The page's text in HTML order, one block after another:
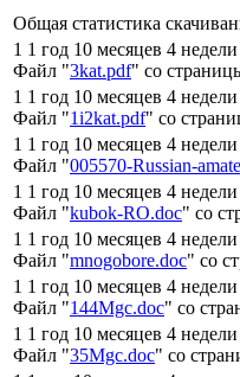
Общая статистика
1 1 год 10 месяцев 4
Файл "3kat.pdf" со
1 1 год 10 месяцев 4
Файл "1i2kat.pdf" со
1 1 год 10 месяцев 4
Файл "005570-Russian-
1 1 год 10 месяцев 4
Файл "kubok-RO.doc" со
1 1 год 10 месяцев 4
Файл "mnogobore.doc" со
1 1 год 10 месяцев 4
Файл "144Mgc.doc" со
1 1 год 10 месяцев 4
Файл "35Mgc.doc" со